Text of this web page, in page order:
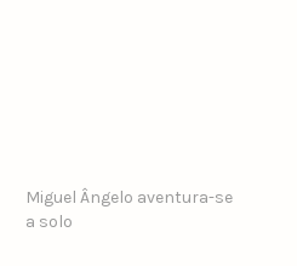
Miguel Ângelo aventura-se
a solo